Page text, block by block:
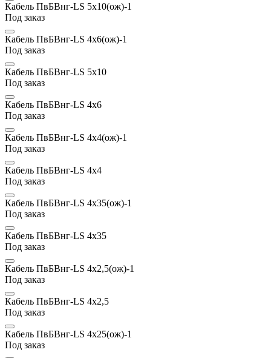
Кабель ПвБВнг-LS 5х10(ож)-1
Под заказ
Кабель ПвБВнг-LS 4х6(ож)-1
Под заказ
Кабель ПвБВнг-LS 5х10
Под заказ
Кабель ПвБВнг-LS 4х6
Под заказ
Кабель ПвБВнг-LS 4х4(ож)-1
Под заказ
Кабель ПвБВнг-LS 4х4
Под заказ
Кабель ПвБВнг-LS 4х35(ож)-1
Под заказ
Кабель ПвБВнг-LS 4х35
Под заказ
Кабель ПвБВнг-LS 4х2,5(ож)-1
Под заказ
Кабель ПвБВнг-LS 4х2,5
Под заказ
Кабель ПвБВнг-LS 4х25(ож)-1
Под заказ